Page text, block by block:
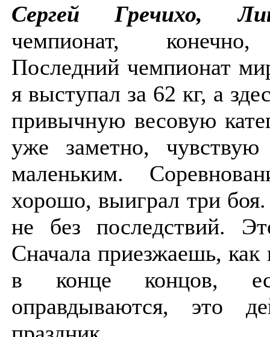
Сергей Гречихо,
чемпионат,
Последний чемпионат
я выступал за 62 кг, а
привычную весовую
уже заметно, чувствую
маленьким.
хорошо, выиграл три
не без последствий.
Сначала приезжаешь, как
в конце концов,
оправдываются, это